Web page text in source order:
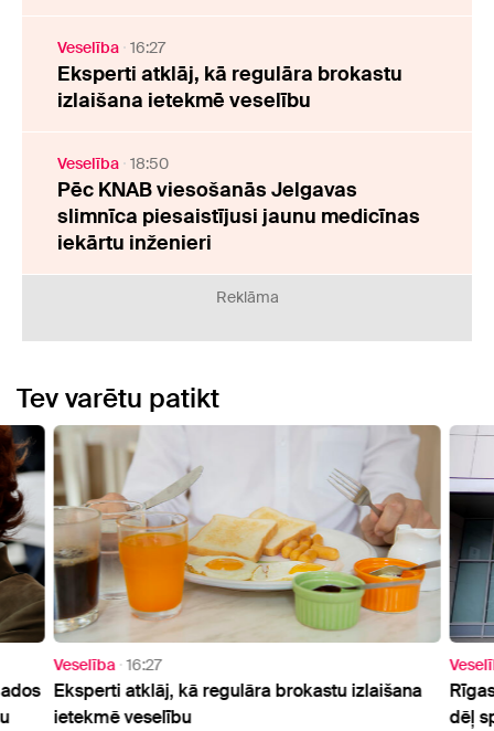
Veselība 16:27
Eksperti atklāj, kā regulāra brokastu
izlaišana ietekmē veselību
Veselība 18:50
Pēc KNAB viesošanās Jelgavas
slimnīca piesaistījusi jaunu medicīnas
iekārtu inženieri
Reklāma
Tev varētu patikt
Veselība 16:27
Eksperti atklāj, kā regulāra brokastu izlaišana
ietekmē veselību
dēļ